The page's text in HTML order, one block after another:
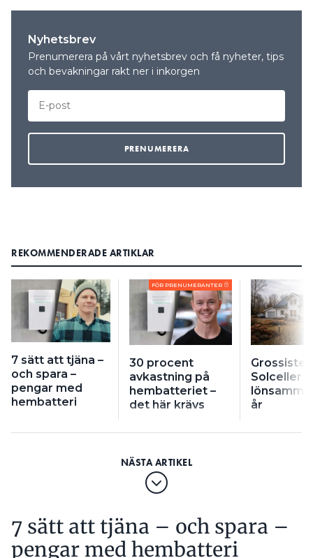
Nyhetsbrev
Prenumerera på vårt nyhetsbrev och få nyheter, tips
och bevakningar rakt ner i inkorgen
REKOMMENDERADE ARTIKLAR
7 sätt att tjäna –
och spara –
pengar med
hembatteri
FÖR PRENUMERANTER
30 procent
avkastning på
hembatteriet –
det här krävs
Solceller
lönsamma
år
7 sätt att tjäna – och spara –
pengar med hembatteri